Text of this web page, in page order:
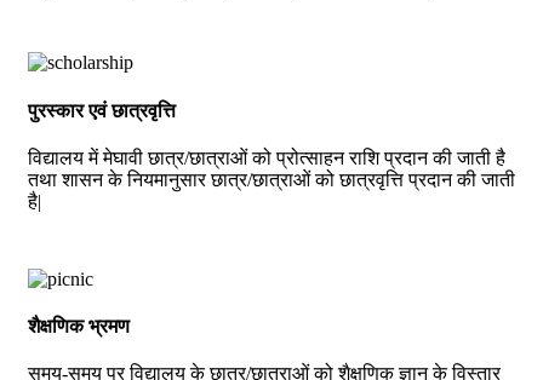
पुरस्कार एवं छात्रवृत्ति
विद्यालय में मेघावी छात्र/छात्राओं को प्रोत्साहन राशि प्रदान की जाती है
तथा शासन के नियमानुसार छात्र/छात्राओं को छात्रवृत्ति प्रदान की जाती
है|
शैक्षणिक भ्रमण
समय-समय पर विद्यालय के छात्र/छात्राओं को शैक्षणिक ज्ञान के विस्तार